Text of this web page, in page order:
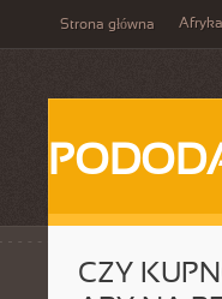
Strona główna Afryka
CZY